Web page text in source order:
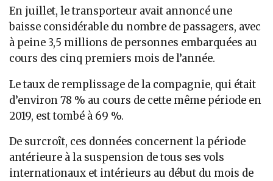
En juillet, le transporteur avait annoncé une
baisse considérable du nombre de passagers, avec
à peine 3,5 millions de personnes embarquées au
cours des cinq premiers mois de l’année.
Le taux de remplissage de la compagnie, qui était
d’environ 78 % au cours de cette même période en
2019, est tombé à 69 %.
De surcroît, ces données concernent la période
antérieure à la suspension de tous ses vols
internationaux et intérieurs au début du mois de